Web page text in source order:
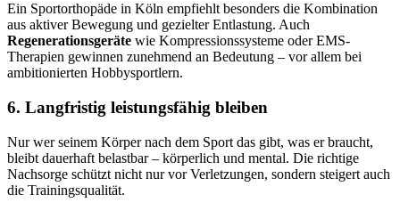
Ein Sportorthopäde in Köln empfiehlt besonders die Kombination
aus aktiver Bewegung und gezielter Entlastung. Auch
Regenerationsgeräte wie Kompressionssysteme oder EMS-
Therapien gewinnen zunehmend an Bedeutung – vor allem bei
ambitionierten Hobbysportlern.
6. Langfristig leistungsfähig bleiben
Nur wer seinem Körper nach dem Sport das gibt, was er braucht,
bleibt dauerhaft belastbar – körperlich und mental. Die richtige
Nachsorge schützt nicht nur vor Verletzungen, sondern steigert auch
die Trainingsqualität.